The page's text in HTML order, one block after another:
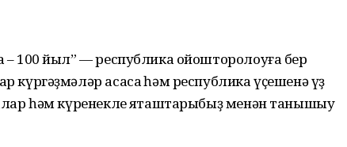
– 100 йыл” — республика ойошторолоуға бер
асасаҡ һәм республика үҫешенә үҙ
һәм күренекле яҡташтарыбыҙ менән танышыу